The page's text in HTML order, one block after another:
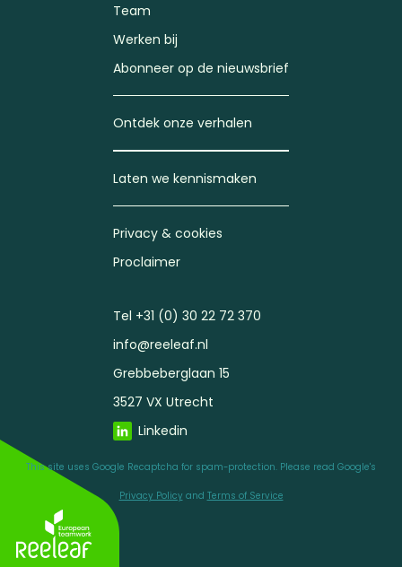
Team
Werken bij
Abonneer op de nieuwsbrief
Ontdek onze verhalen
Laten we kennismaken
Privacy & cookies
Proclaimer
Tel +31 (0) 30 22 72 370
info@reeleaf.nl
Grebbeberglaan 15
3527 VX Utrecht
Linkedin
This site uses Google Recaptcha for spam-protection. Please read Google's
Privacy Policy and Terms of Service